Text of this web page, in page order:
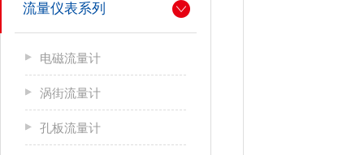
流量仪表系列
电磁流量计
涡街流量计
孔板流量计